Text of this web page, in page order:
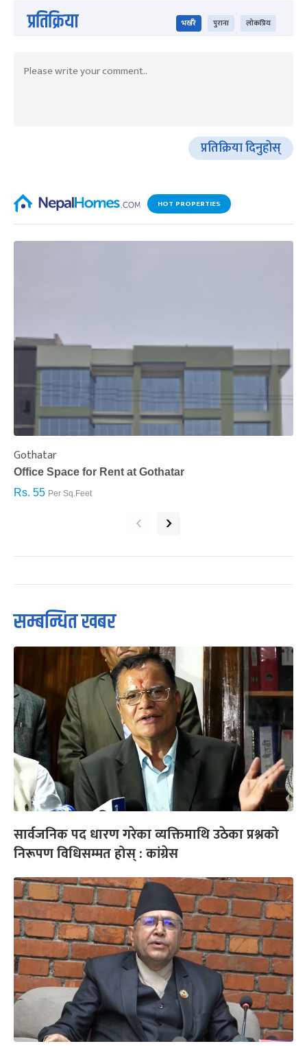
प्रतिक्रिया भर्खरै पुराना लोकप्रिय
प्रतिक्रिया दिनुहोस्
HOT PROPERTIES
Gothatar
Office Space for Rent at Gothatar
Rs. 55 Per Sq.Feet
‹ ›
सम्बन्धित खबर
सार्वजनिक पद धारण गरेका व्यक्तिमाथि उठेका प्रश्नको
निरूपण विधिसम्मत होस् : कांग्रेस